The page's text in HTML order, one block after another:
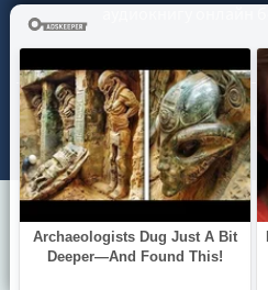
© 2021 - 2026 booksaudio-